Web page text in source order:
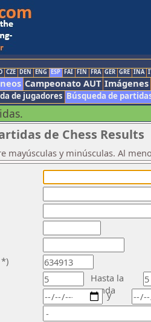
CZE DEN ENG ESP FAI FIN FRA GER GRE INA
Campeonato AUT Imágenes
de jugadores Búsqueda de
de Chess Results
mayúsculas y minúsculas. Al
*)
Hasta la
ronda
y